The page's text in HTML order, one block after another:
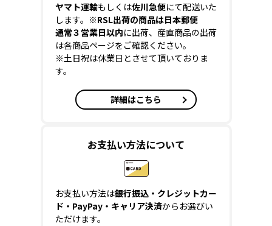
ヤマト運輸もしくは佐川急便にて配送いた
します。 ※RSL出荷の商品は日本郵便
通常３営業日以内に出荷、産直商品の出荷
は各商品ページをご確認ください。
※土日祝は休業日とさせて頂いておりま
す。
詳細はこちら
お支払い方法について
お支払い方法は銀行振込・クレジットカー
ド・PayPay・キャリア決済からお選びい
ただけます。